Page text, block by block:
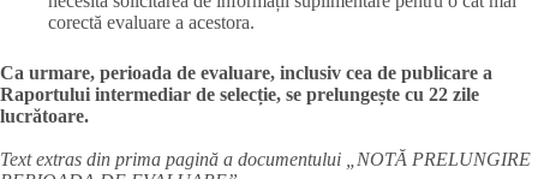
corectă evaluare a acestora.
Ca urmare, perioada de evaluare, inclusiv cea de publicare a
Raportului intermediar de selecție, se prelungește cu 22 zile
lucrătoare.
Text extras din prima pagină a documentului „NOTĂ PRELUNGIRE